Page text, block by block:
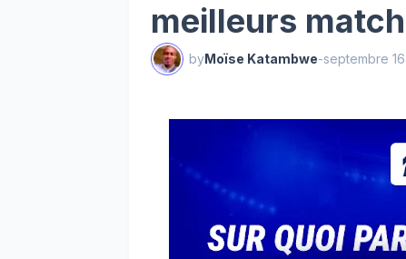
meilleurs
byMoïse Katambwe-septembre